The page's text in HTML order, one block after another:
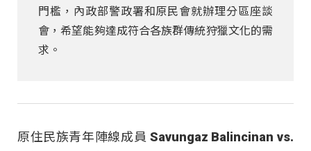
門檻，內政部警政署和原民會就辦理分區座談
會，希望能夠達成符合各族群傳統狩獵文化的需
求。
原住民族青年陣線成員 Savungaz Balincinan vs.